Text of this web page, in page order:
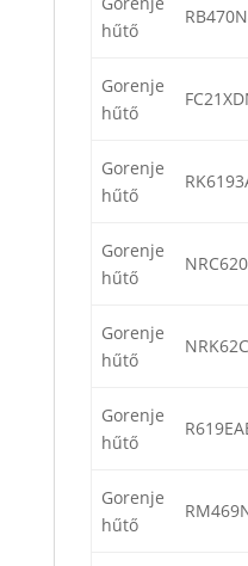
hűtő
Gorenje
hűtő
Gorenje
hűtő
Gorenje
hűtő
Gorenje
hűtő
Gorenje
hűtő
Gorenje
hűtő